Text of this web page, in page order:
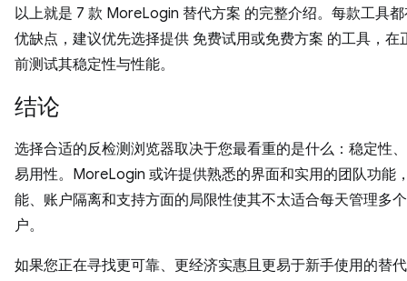
以上就是 7 款 MoreLogin 替代方案 的完整介绍。每款工具
优缺点，建议优先选择提供 免费试用或免费方案 的工具，在
前测试其稳定性与性能。
结论
选择合适的反检测浏览器取决于您最看重的是什么：稳定性
易用性。MoreLogin 或许提供熟悉的界面和实用的团队功能
能、账户隔离和支持方面的局限性使其不太适合每天管理多
户。
如果您正在寻找更可靠、更经济实惠且更易于新手使用的替